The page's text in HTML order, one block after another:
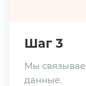
Шаг 3
Мы
данные.